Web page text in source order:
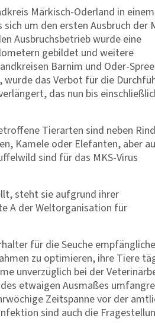
Märkisch-Oderland in einem
um den ersten Ausbruch der
Ausbruchsbetrieb wurde eine
gebildet und weitere
Barnim und Oder-Spree
das Verbot für die
das nun bis
Tierarten sind neben
Kamele oder Elefanten, aber
sind für das MKS-Virus
steht sie aufgrund ihrer
A der Weltorganisation für
für die Seuche
zu optimieren, ihre Tiere
unverzüglich bei der
etwaigen Ausmaßes
Zeitspanne vor der
sind auch die